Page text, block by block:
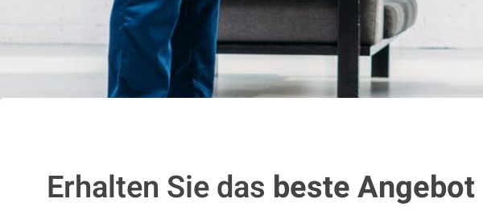
Erhalten Sie das beste Angebot